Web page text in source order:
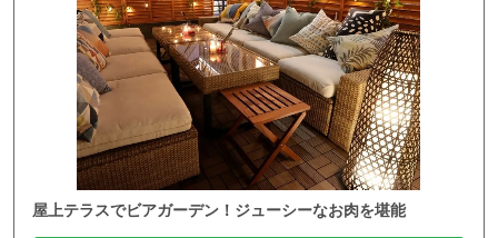
屋上テラスでビアガーデン！ジューシーなお肉を堪能